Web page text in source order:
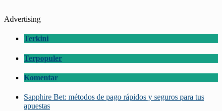
Advertising
Terkini
Terpopuler
Komentar
Sapphire Bet: métodos de pago rápidos y seguros para tus
apuestas